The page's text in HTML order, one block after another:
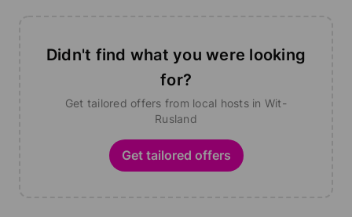
Didn't find what you were looking
for?
Get tailored offers from local hosts in Wit-
Rusland
Get tailored offers